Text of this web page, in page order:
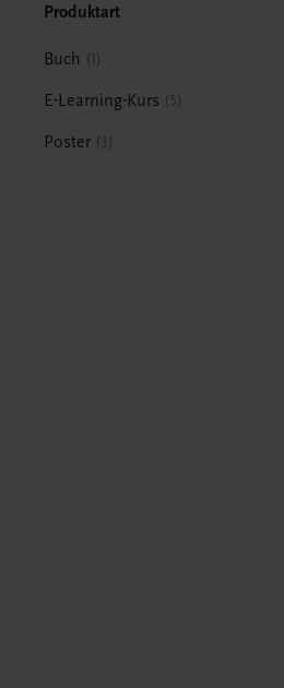
Produktart
Buch 1
E-Learning-Kurs 5
Poster 3